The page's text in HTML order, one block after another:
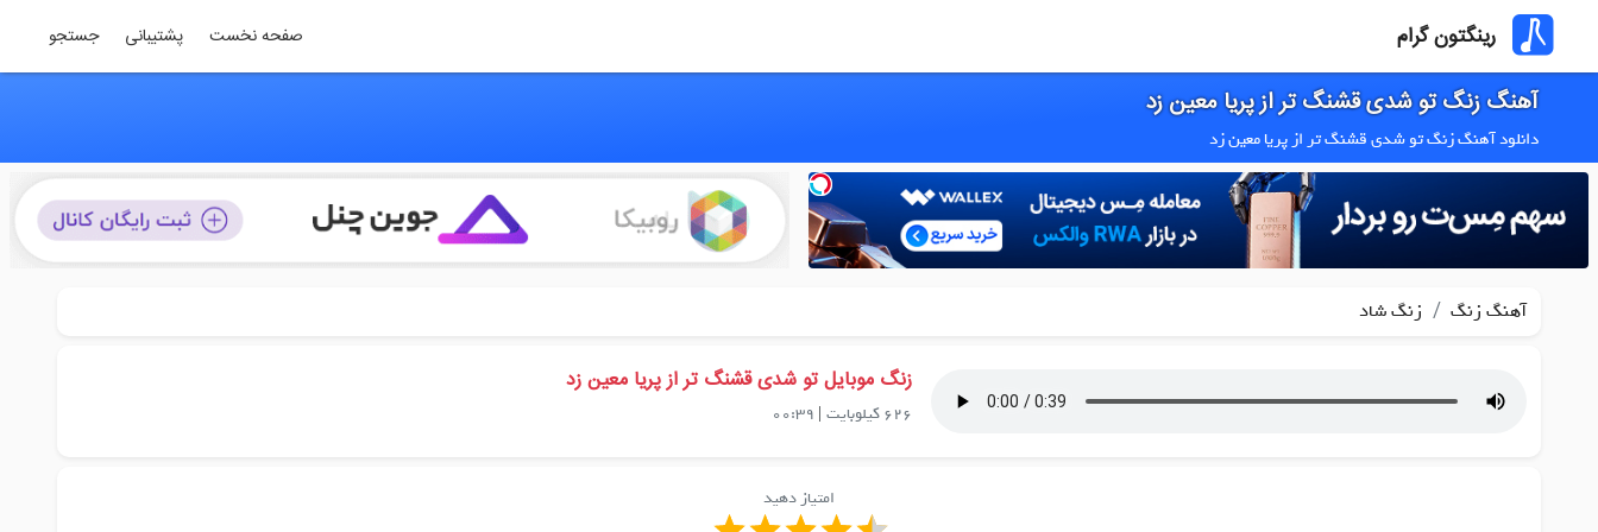
رینگتون گرام صفحه نخست پشتیبانی جستجو
آهنگ زنگ تو شدی قشنگ تر از پریا معین زد
دانلود آهنگ زنگ تو شدی قشنگ تر از پریا معین زد
آهنگ زنگ / زنگ شاد
زنگ موبایل تو شدی قشنگ تر از پریا معین زد
626 کیلوبایت |
00:39
امتیاز دهید